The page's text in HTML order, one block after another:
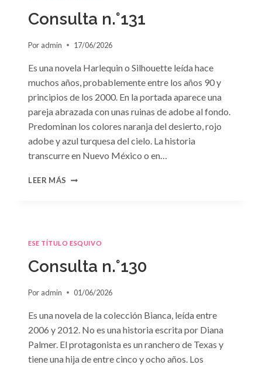
Consulta n.°131
Por admin 17/06/2026
Es una novela Harlequin o Silhouette leída hace
muchos años, probablemente entre los años 90 y
principios de los 2000. En la portada aparece una
pareja abrazada con unas ruinas de adobe al fondo.
Predominan los colores naranja del desierto, rojo
adobe y azul turquesa del cielo. La historia
transcurre en Nuevo México o en…
LEER MÁS CONSULTA
ESE TÍTULO ESQUIVO
Consulta n.°130
Por admin 01/06/2026
Es una novela de la colección Bianca, leída entre
2006 y 2012. No es una historia escrita por Diana
Palmer. El protagonista es un ranchero de Texas y
tiene una hija de entre cinco y ocho años. Los